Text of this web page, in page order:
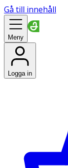
Gå till innehåll
Meny
Logga in